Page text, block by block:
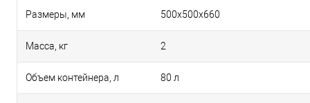
Размеры, мм 500х500х660
Масса, кг 2
Объем контейнера, л 80 л